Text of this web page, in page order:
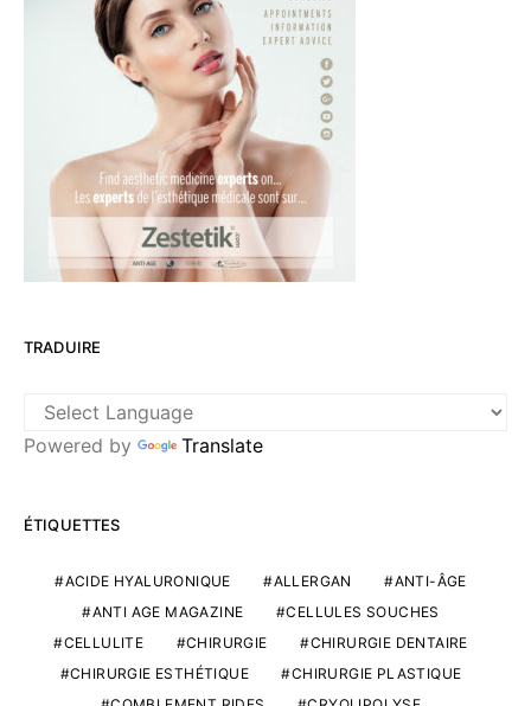
TRADUIRE
Powered by Translate
ÉTIQUETTES
ACIDE HYALURONIQUE ALLERGAN
ANTI-ÂGE
ANTI AGE MAGAZINE
CELLULES SOUCHES
CELLULITE
CHIRURGIE
CHIRURGIE DENTAIRE
CHIRURGIE ESTHÉTIQUE
CHIRURGIE PLASTIQUE